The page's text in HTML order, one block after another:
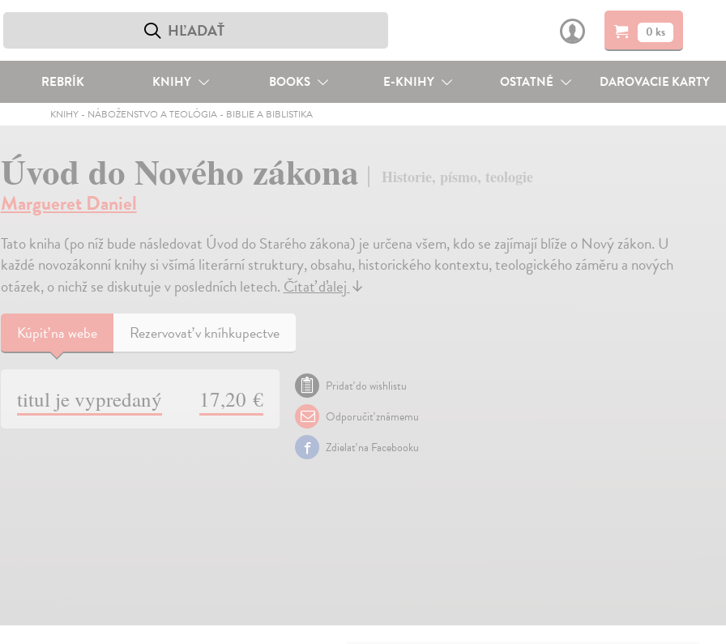
0 ks
REBRÍK KNIHY BOOKS E-KNIHY OSTATNÉ DAROVACIE KARTY
KNIHY- NÁBOŽENSTVO A TEOLÓGIA- BIBLIE A BIBLISTIKA
Úvod do Nového zákona Historie, písmo, teologie
Margueret Daniel
Tato kniha (po níž bude následovat Úvod do Starého zákona) je určena všem, kdo se zajímají blíže o Nový zákon. U
každé novozákonní knihy si všímá literární struktury, obsahu, historického kontextu, teologického záměru a nových
otázek, o nichž se diskutuje v posledních letech.Čítať ďalej↓
Kúpiťna webe Rezervovať v kníhkupectve
titul je vypredaný 17,20 €
Pridať do wishlistu
Odporučiť známemu
Zdielať na Facebooku